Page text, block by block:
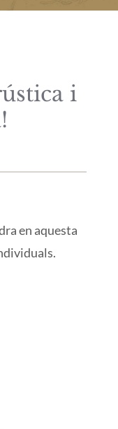
i
en aquesta